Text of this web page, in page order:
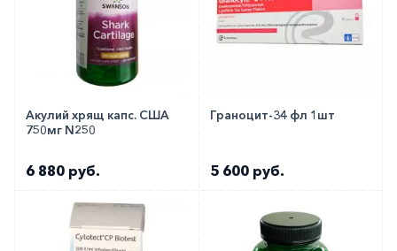
Акулий хрящ капс. США
750мг N250
6 880 руб.
Граноцит-34 фл 1шт
5 600 руб.